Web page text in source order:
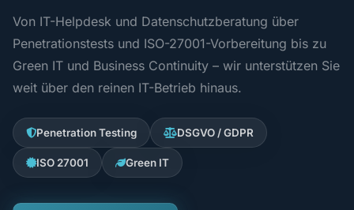
Von IT-Helpdesk und Datenschutzberatung über
Penetrationstests und ISO-27001-Vorbereitung bis zu
Green IT und Business Continuity – wir unterstützen Sie
weit über den reinen IT-Betrieb hinaus.
Penetration Testing DSGVO / GDPR
ISO 27001 Green IT